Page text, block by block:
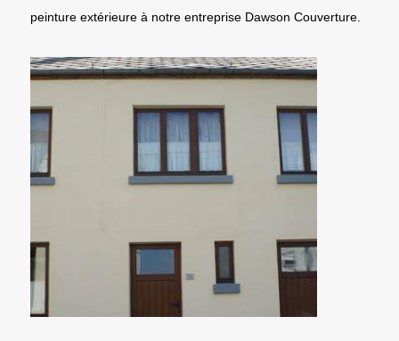
peinture extérieure à notre entreprise Dawson Couverture.